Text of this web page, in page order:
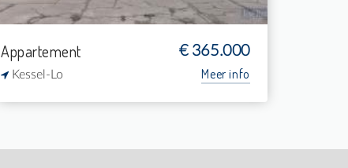
Appartement € 365.000
Kessel-Lo Meer info